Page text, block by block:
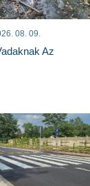
08. 09.
Az